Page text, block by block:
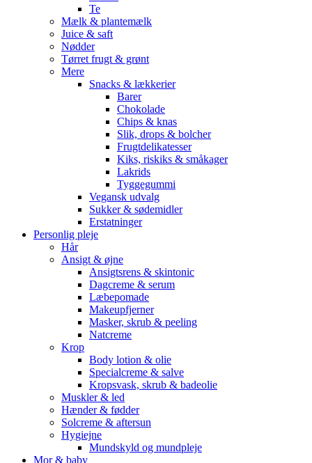
Te
Mælk & plantemælk
Juice & saft
Nødder
Tørret frugt & grønt
Mere
Snacks & lækkerier
Barer
Chokolade
Chips & knas
Slik, drops & bolcher
Frugtdelikatesser
Kiks, riskiks & småkager
Lakrids
Tyggegummi
Vegansk udvalg
Sukker & sødemidler
Erstatninger
Personlig pleje
Hår
Ansigt & øjne
Ansigtsrens & skintonic
Dagcreme & serum
Læbepomade
Makeupfjerner
Masker, skrub & peeling
Natcreme
Krop
Body lotion & olie
Specialcreme & salve
Kropsvask, skrub & badeolie
Muskler & led
Hænder & fødder
Solcreme & aftersun
Hygiejne
Mundskyld og mundpleje
Mor & baby